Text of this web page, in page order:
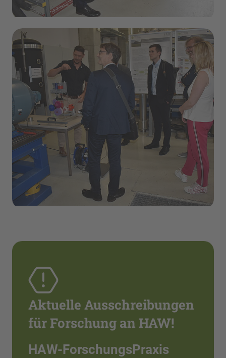
Aktuelle Ausschreibungen
für Forschung an HAW!
HAW-ForschungsPraxis